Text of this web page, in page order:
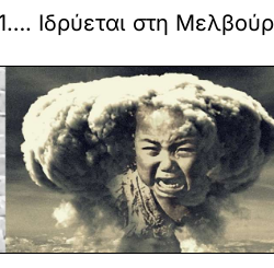
Ιδρύεται στη